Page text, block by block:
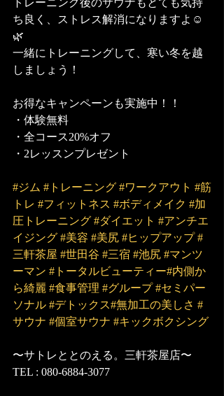
ち良く、ストレス解消になりますよ☺️
🌿
一緒にトレーニングして、寒い冬を越
しましょう！
お得なキャンペーンも実施中！！
・体験無料
・全コース20%オフ
・2レッスンプレゼント
#ジム #トレーニング #ワークアウト #筋
トレ #フィットネス #ボディメイク #加
圧トレーニング #ダイエット #アンチエ
イジング #美容 #美尻 #ヒップアップ #
三軒茶屋 #世田谷 #三宿 #池尻 #マンツ
ーマン #トータルビューティー#内側か
ら綺麗 #食事管理 #グループ #セミパー
ソナル #デトックス#無加工の美しさ #
サウナ #個室サウナ #キックボクシング
〜サトレととのえる。三軒茶屋店〜
TEL : 080-6884-3077